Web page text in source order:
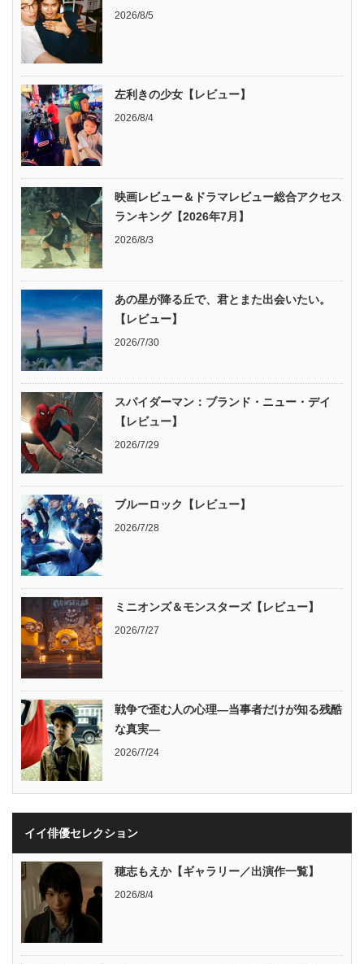
2026/8/5
左利きの少女【レビュー】
2026/8/4
映画レビュー＆ドラマレビュー総合アクセス
ランキング【2026年7月】
2026/8/3
あの星が降る丘で、君とまた出会いたい。
【レビュー】
2026/7/30
スパイダーマン：ブランド・ニュー・デイ
【レビュー】
2026/7/29
ブルーロック【レビュー】
2026/7/28
ミニオンズ＆モンスターズ【レビュー】
2026/7/27
戦争で歪む人の心理―当事者だけが知る残酷
な真実―
2026/7/24
イイ俳優セレクション
穂志もえか【ギャラリー／出演作一覧】
2026/8/4